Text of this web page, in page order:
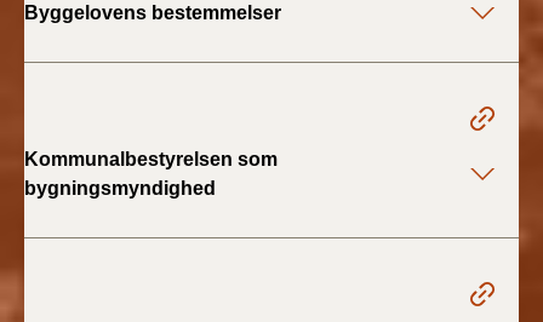
BR15 (2015-2018)
Byggelovens bestemmelser
Kommunalbestyrelsen som
bygningsmyndighed